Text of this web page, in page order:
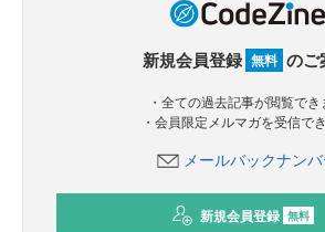
新規会員登録 無料 のご
・全ての過去記事が閲覧でき
・会員限定メルマガを受信で
メールバックナン
新規会員登録 無料